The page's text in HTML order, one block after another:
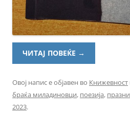
ЧИТАЈ ПОВЕЌЕ →
Овој напис е објавен во Книжевност
браќа миладиновци, поезија,
2023.